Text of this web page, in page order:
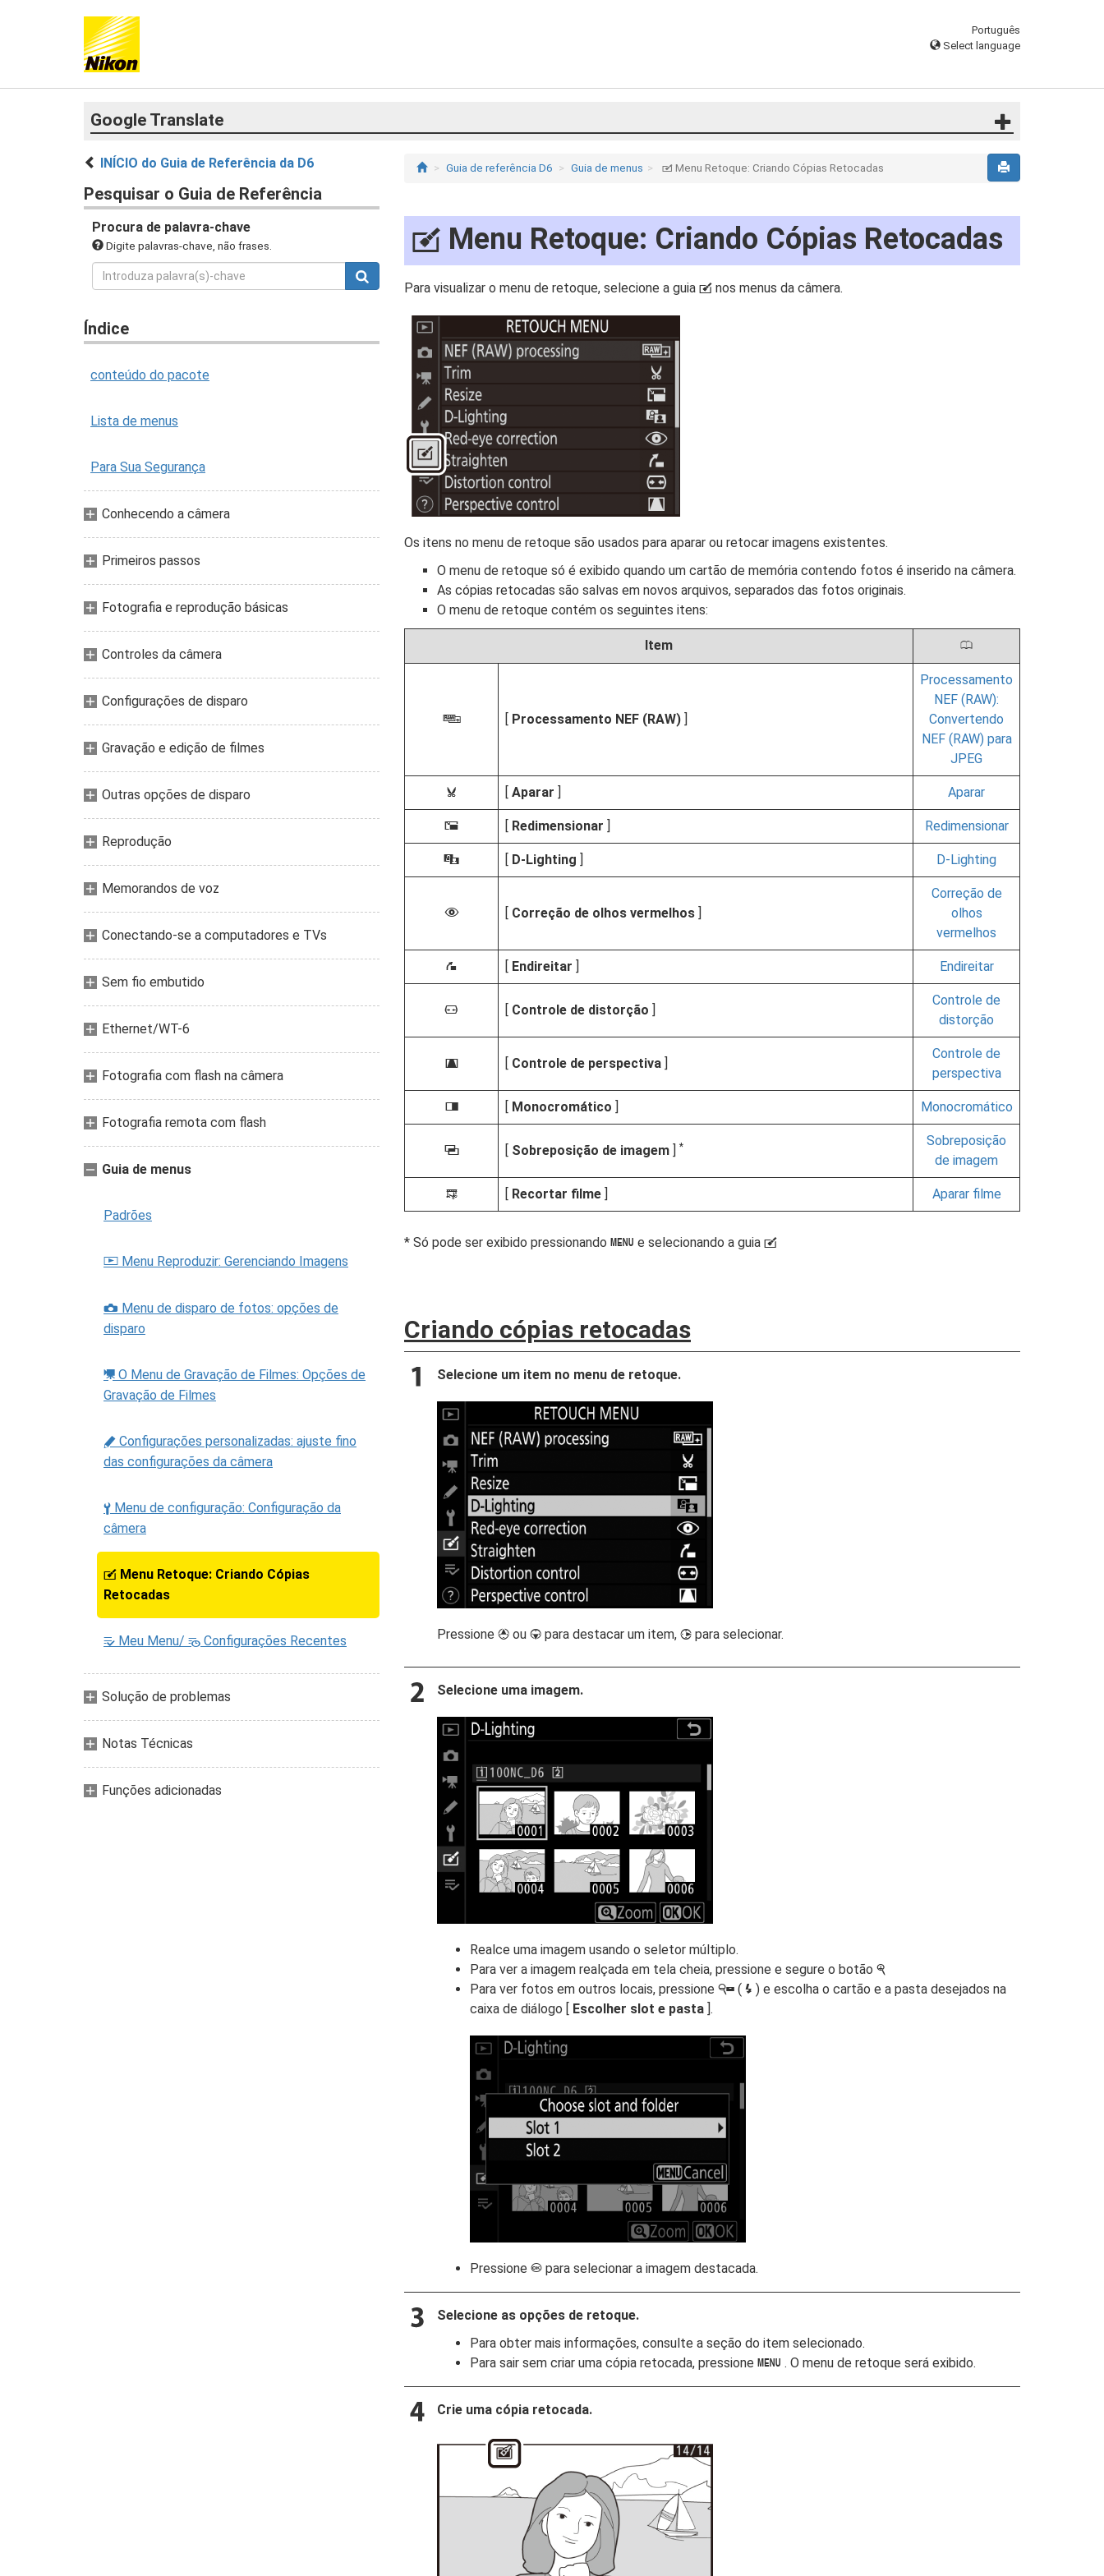
Português
Select language
Google Translate
INÍCIO do Guia de Referência da D6
Pesquisar o Guia de Referência
Procura de palavra-chave
Digite palavras-chave, não frases.
Índice
conteúdo do pacote
Lista de menus
Para Sua Segurança
Conhecendo a câmera
Primeiros passos
Fotografia e reprodução básicas
Controles da câmera
Configurações de disparo
Gravação e edição de filmes
Outras opções de disparo
Reprodução
Memorandos de voz
Conectando-se a computadores e TVs
Sem fio embutido
Ethernet/WT-6
Fotografia com flash na câmera
Fotografia remota com flash
Guia de menus
Padrões
D Menu Reproduzir: Gerenciando Imagens
C Menu de disparo de fotos: opções de
disparo
1 O Menu de Gravação de Filmes: Opções de
Gravação de Filmes
A Configurações personalizadas: ajuste fino
das configurações da câmera
B Menu de configuração: Configuração da
câmera
N Menu Retoque: Criando Cópias
Retocadas
O Meu Menu/ m Configurações Recentes
Solução de problemas
Notas Técnicas
Funções adicionadas
Guia de referência D6 Guia de menus N Menu Retoque: Criando Cópias Retocadas
N Menu Retoque: Criando Cópias Retocadas
Para visualizar o menu de retoque, selecione a guia N nos menus da câmera.
Os itens no menu de retoque são usados para aparar ou retocar imagens existentes.
O menu de retoque só é exibido quando um cartão de memória contendo fotos é inserido na câmera.
As cópias retocadas são salvas em novos arquivos, separados das fotos originais.
O menu de retoque contém os seguintes itens:
Item 0
7 [ Processamento NEF (RAW) ]
Processamento
NEF (RAW):
Convertendo
NEF (RAW) para
JPEG
k [ Aparar ] Aparar
8 [ Redimensionar ] Redimensionar
i [ D-Lighting ] D-Lighting
Y [ Correção de olhos vermelhos ]
Correção de
olhos
vermelhos
Z [ Endireitar ] Endireitar
a [ Controle de distorção ]
Controle de
distorção
e [ Controle de perspectiva ]
Controle de
perspectiva
l [ Monocromático ] Monocromático
o [ Sobreposição de imagem ] *
Sobreposição
de imagem
9 [ Recortar filme ] Aparar filme
Só pode ser exibido pressionando G e selecionando a guia N
Criando cópias retocadas
Selecione um item no menu de retoque.
Pressione 1 ou 3 para destacar um item, 2 para selecionar.
Selecione uma imagem.
Realce uma imagem usando o seletor múltiplo.
Para ver a imagem realçada em tela cheia, pressione e segure o botão X
Para ver fotos em outros locais, pressione W ( M ) e escolha o cartão e a pasta desejados na
caixa de diálogo [ Escolher slot e pasta ].
Pressione J para selecionar a imagem destacada.
Selecione as opções de retoque.
Para obter mais informações, consulte a seção do item selecionado.
Para sair sem criar uma cópia retocada, pressione G . O menu de retoque será exibido.
Crie uma cópia retocada.